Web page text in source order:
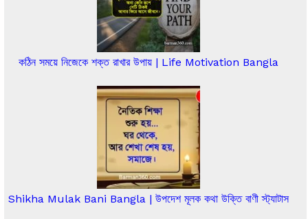
কঠিন সময়ে নিজেকে শক্ত রাখার উপায় | Life Motivation Bangla
Shikha Mulak Bani Bangla | উপদেশ মূলক কথা উক্তি বাণী স্ট্যাটাস